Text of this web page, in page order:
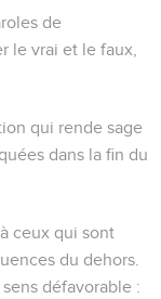
de
le vrai et le faux,
qui rende sage
dans la fin du
à ceux qui sont
du dehors.
défavorable :